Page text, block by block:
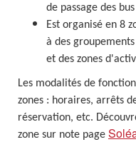
de passage des
Est organisé en 8
à des
et des zones
Les modalités de
zones : horaires, arrêts
réservation, etc.
zone sur note page